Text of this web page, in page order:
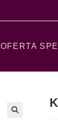
OFERTA